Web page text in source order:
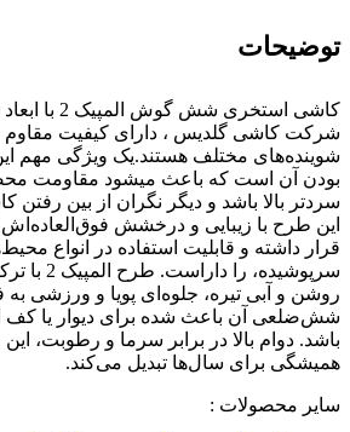
توضیحات
شرکت کاشی گلدیس ، دارای کیفیت مقاوم
شوینده‌های مختلف هستند.یک ویژگی مهم
بودن آن است که باعث میشود مقاومت
سردتر بالا باشد و دیگر نگران از بین رفتن
این طرح با زیبایی و درخشش
قرار داشته و قابلیت استفاده در انواع
سرپوشیده،
روشن و آبی تیره، جلوه‌ای پویا و ورزشی
شش‌ضلعی آن باعث شده برای دیوار یا کف
باشد. دوام بالا در برابر سرما و رطوبت،
همیشگی برای سال‌ها تبدیل می‌کند.
سایر محصولات :